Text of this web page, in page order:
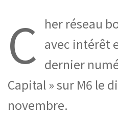
C her réseau
avec intérêt
dernier
Capital » sur M6 le
novembre.